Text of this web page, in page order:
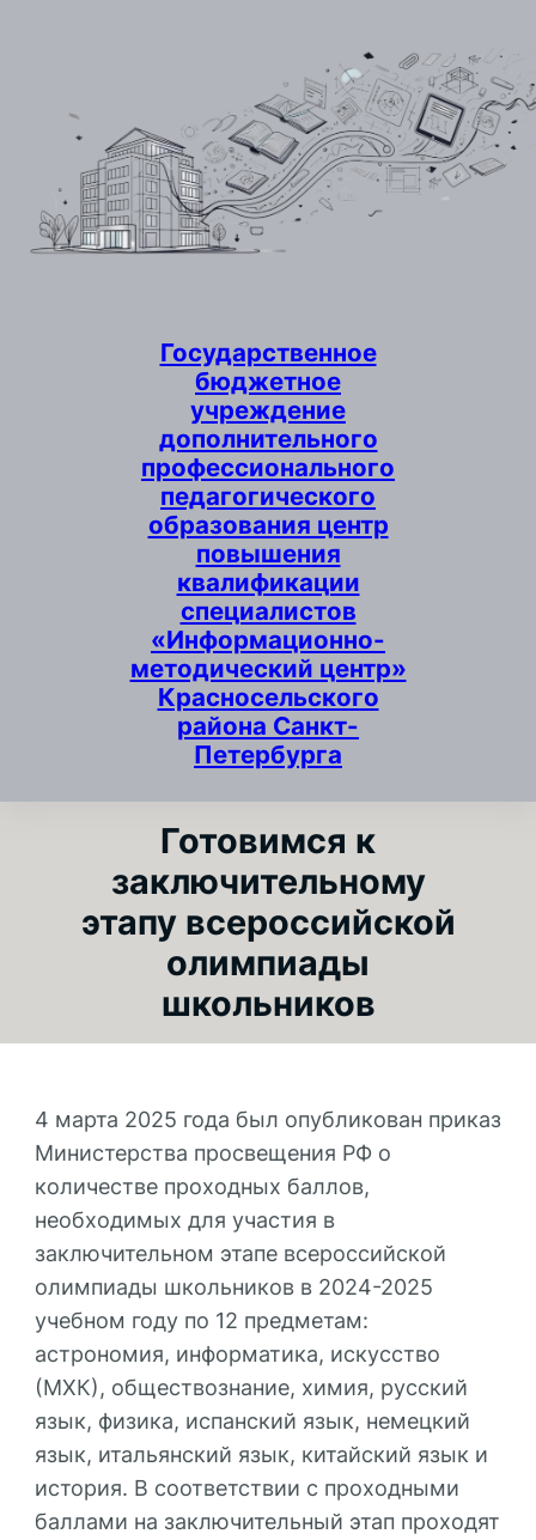
Государственное
бюджетное
учреждение
дополнительного
профессионального
педагогического
образования центр
повышения
квалификации
специалистов
«Информационно-
методический центр»
Красносельского
района Санкт-
Петербурга
Готовимся к
заключительному
этапу всероссийской
олимпиады
школьников
4 марта 2025 года был опубликован приказ
Министерства просвещения РФ о
количестве проходных баллов,
необходимых для участия в
заключительном этапе всероссийской
олимпиады школьников в 2024-2025
учебном году по 12 предметам:
астрономия, информатика, искусство
(МХК), обществознание, химия, русский
язык, физика, испанский язык, немецкий
язык, итальянский язык, китайский язык и
история. В соответствии с проходными
баллами на заключительный этап проходят